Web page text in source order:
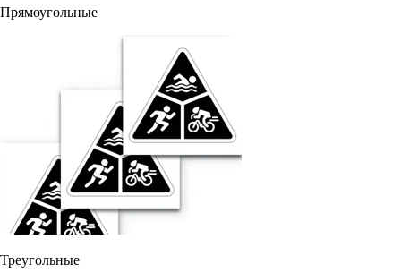
Прямоугольные
Треугольные